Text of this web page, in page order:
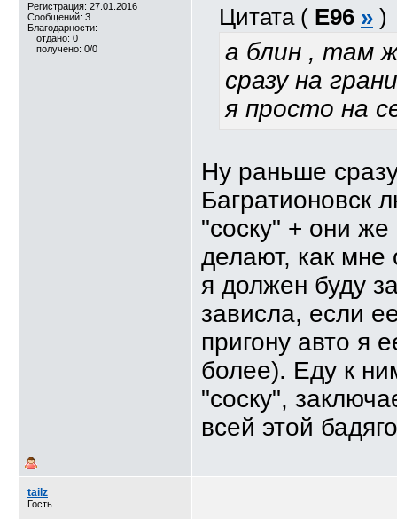
Регистрация: 27.01.2016
Сообщений: 3
Благодарности:
отдано: 0
получено: 0/0
Цитата ( E96 » )
а блин , там
сразу на
я просто на
Ну раньше
Багратионовск
"соску" + они
делают, как мне
я должен буду
зависла, если
пригону авто я
более). Еду к
"соску",
всей этой
tailz
Гость